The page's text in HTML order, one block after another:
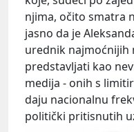
njima, očito smatra
jasno da je
urednik najmoćnijih
predstavljati kao
medija - onih s
daju nacionalnu
politički pritisnutih